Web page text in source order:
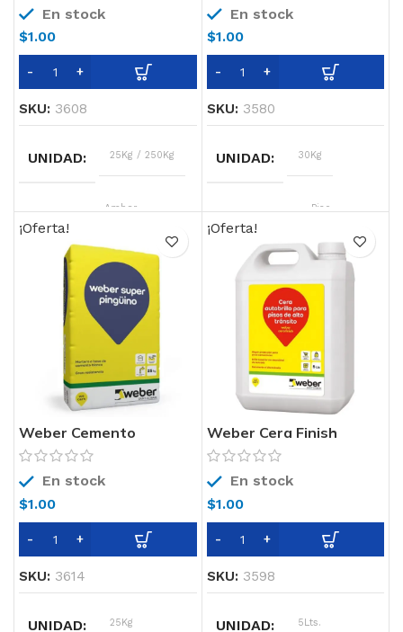
En stock
$1.00
SKU: 3608
UNIDAD 25Kg / 250Kg
COLOR Ambar
En stock
$1.00
SKU: 3580
UNIDAD 30Kg
SOPORTE Piso
COLOR gris
¡Oferta!
Weber Cemento
Pingüino
En stock
$1.00
SKU: 3614
UNIDAD 25Kg
¡Oferta!
Weber Cera Finish
En stock
$1.00
SKU: 3598
UNIDAD 5Lts.